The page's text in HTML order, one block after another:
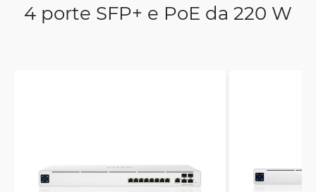
4 porte SFP+ e PoE da 220 W